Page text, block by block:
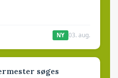
NY 03. aug.
søges